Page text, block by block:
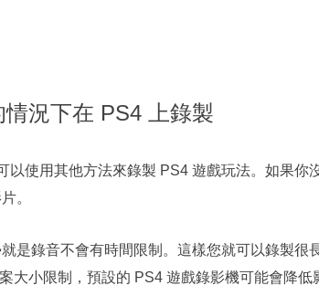
況下在 PS4 上錄製
使用其他方法來錄製 PS4 遊戲玩法。如果你
。
是錄音不會有時間限制。這樣您就可以錄製很
大小限制，預設的 PS4 遊戲錄影機可能會降